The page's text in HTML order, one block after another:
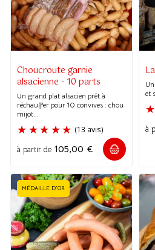
Choucroute garnie
alsacienne - 10 parts
Un grand plat alsacien prêt à
réchauffer pour 10 convives : chou
mijot...
à partir de 105,00 €
et
à
MÉDAILLE D'OR